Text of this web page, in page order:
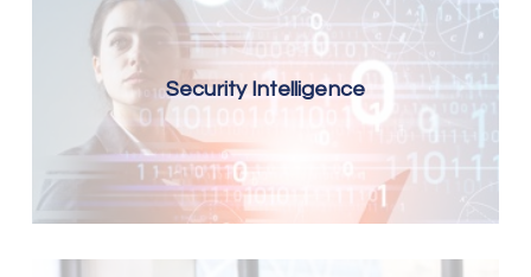
Security Intelligence